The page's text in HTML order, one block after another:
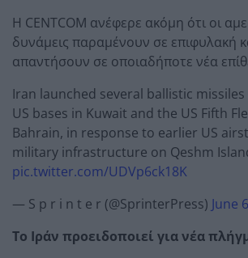
Η CENTCOM ανέφερε ακόμη ότι οι
δυνάμεις παραμένουν σε επιφυλακή
απαντήσουν σε οποιαδήποτε νέα
Iran launched several ballistic
US bases in Kuwait and the US Fifth
Bahrain, in response to earlier US
military infrastructure on Qeshm
pic.twitter.com/UDVp6ck18K
— S p r i n t e r (@SprinterPress) June
Το Ιράν προειδοποιεί για νέα